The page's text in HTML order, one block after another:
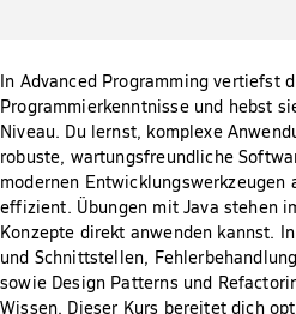
In Advanced Programming vertiefst
Programmierkenntnisse und hebst
Niveau. Du lernst, komplexe
robuste, wartungsfreundliche
modernen
effizient. Übungen mit Java stehen
Konzepte direkt anwenden kannst.
und Schnittstellen,
sowie Design Patterns und
Wissen. Dieser Kurs bereitet dich